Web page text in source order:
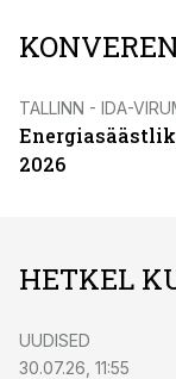
TALLINN - IDA-
2026
HETKEL
UUDISED
30.07.26, 11:55